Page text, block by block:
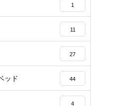
1
11
27
ッド 44
4